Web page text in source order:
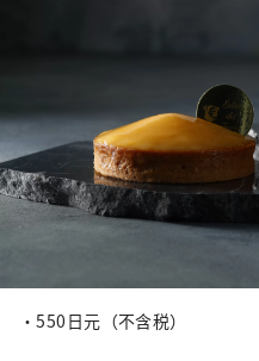
・550日元（不含税）